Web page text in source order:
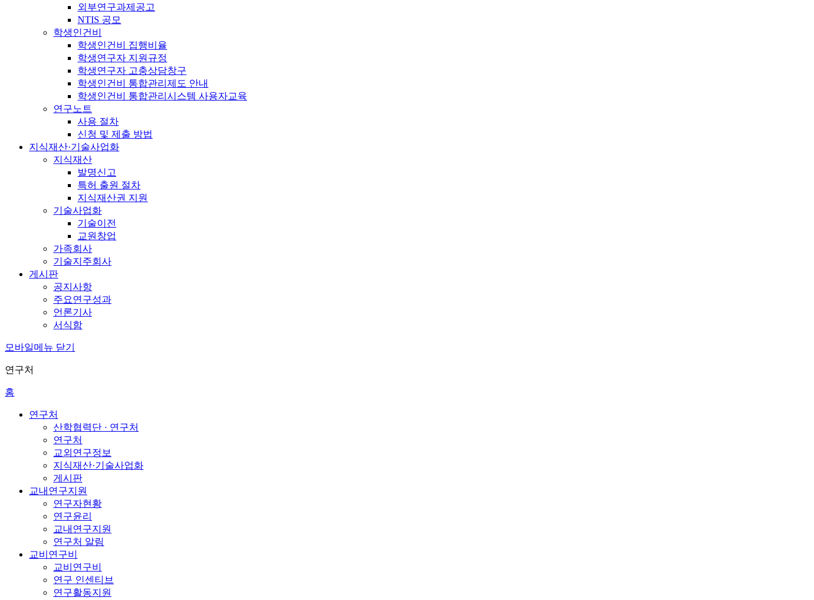
외부연구과제공고
NTIS 공모
학생인건비
학생인건비 집행비율
학생연구자 지원규정
학생연구자 고충상담창구
학생인건비 통합관리제도 안내
학생인건비 통합관리시스템 사용자교육
연구노트
사용 절차
신청 및 제출 방법
지식재산·기술사업화
지식재산
발명신고
특허 출원 절차
지식재산권 지원
기술사업화
기술이전
교원창업
가족회사
기술지주회사
게시판
공지사항
주요연구성과
언론기사
서식함
모바일메뉴 닫기
연구처
홈
연구처
산학협력단 · 연구처
연구처
교외연구정보
지식재산·기술사업화
게시판
교내연구지원
연구자현황
연구윤리
교내연구지원
연구처 알림
교비연구비
교비연구비
연구 인센티브
연구활동지원